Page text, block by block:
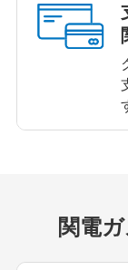
関電